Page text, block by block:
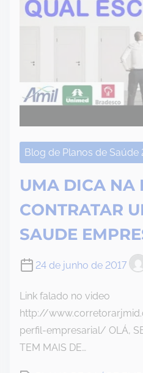
Blog de Planos de Saúde
UMA DICA NA
CONTRATAR
SAUDE
24 de junho de 2017
Link falado no video
http://
perfil-empresarial/ OLÁ,
TEM MAIS DE…